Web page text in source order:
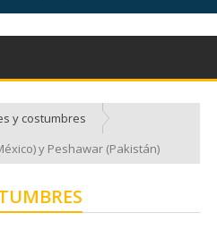
y costumbres
y Peshawar (Pakistán)